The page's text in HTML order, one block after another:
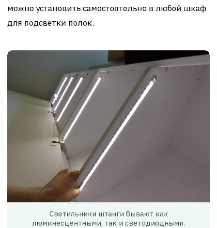
можно установить самостоятельно в любой шкаф
для подсветки полок.
Светильники штанги бывают как
люминесцентными, так и светодиодными.